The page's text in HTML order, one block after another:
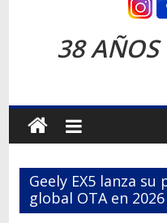
Revista
Autos,
camiones,
motos,
38
Geely EX5 lanza
global OTA en 2026